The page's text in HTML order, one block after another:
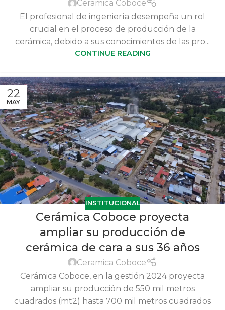
Ceramica Coboce
El profesional de ingeniería desempeña un rol
crucial en el proceso de producción de la
cerámica, debido a sus conocimientos de las pro...
CONTINUE READING
22
MAY
INSTITUCIONAL
Cerámica Coboce proyecta
ampliar su producción de
cerámica de cara a sus 36 años
Ceramica Coboce
Cerámica Coboce, en la gestión 2024 proyecta
ampliar su producción de 550 mil metros
cuadrados (mt2) hasta 700 mil metros cuadrados